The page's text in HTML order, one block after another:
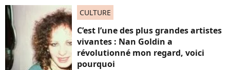
CULTURE
C’est l’une des plus grandes artistes
vivantes : Nan Goldin a
révolutionné mon regard, voici
pourquoi